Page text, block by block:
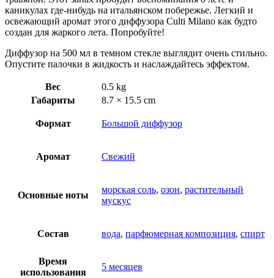
каникулах где-нибудь на итальянском побережье. Легкий и
освежающий аромат этого диффузора Culti Milano как будто
создан для жаркого лета. Попробуйте!
Диффузор на 500 мл в темном стекле выглядит очень стильно.
Опустите палочки в жидкость и наслаждайтесь эффектом.
Вес
0.5 kg
Габариты
8.7 × 15.5 cm
Формат Большой диффузор
Аромат Свежий
Основные ноты
морская соль, озон, растительный
мускус
Состав вода, парфюмерная композиция, спирт
Время
использования
5 месяцев